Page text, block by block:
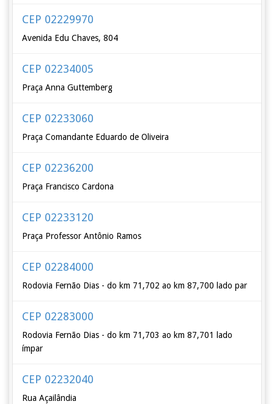
CEP 02229970
Avenida Edu Chaves, 804
CEP 02234005
Praça Anna Guttemberg
CEP 02233060
Praça Comandante Eduardo de Oliveira
CEP 02236200
Praça Francisco Cardona
CEP 02233120
Praça Professor Antônio Ramos
CEP 02284000
Rodovia Fernão Dias - do km 71,702 ao km 87,700 lado par
CEP 02283000
Rodovia Fernão Dias - do km 71,703 ao km 87,701 lado
ímpar
CEP 02232040
Rua Açailândia